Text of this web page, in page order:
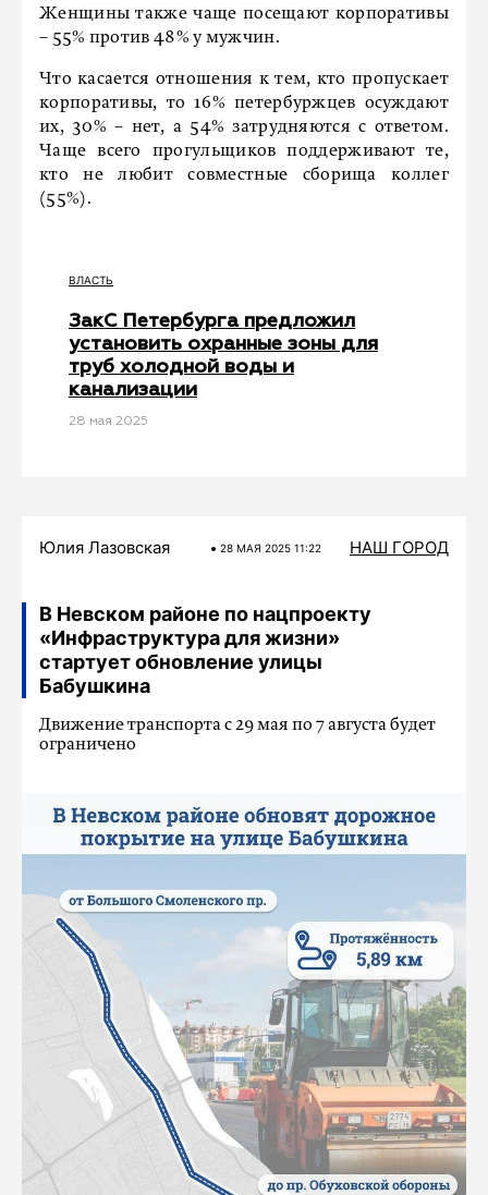
Женщины также чаще посещают корпоративы
– 55% против 48% у мужчин.
Что касается отношения к тем, кто пропускает
корпоративы, то 16% петербуржцев осуждают
их, 30% – нет, а 54% затрудняются с ответом.
Чаще всего прогульщиков поддерживают те,
кто не любит совместные сборища коллег
(55%).
ВЛАСТЬ
ЗакС Петербурга предложил
установить охранные зоны для
труб холодной воды и
канализации
28 мая 2025
Юлия Лазовская 28 МАЯ 2025 11:22 НАШ ГОРОД
В Невском районе по нацпроекту
«Инфраструктура для жизни»
стартует обновление улицы
Бабушкина
Движение транспорта с 29 мая по 7 августа будет
ограничено